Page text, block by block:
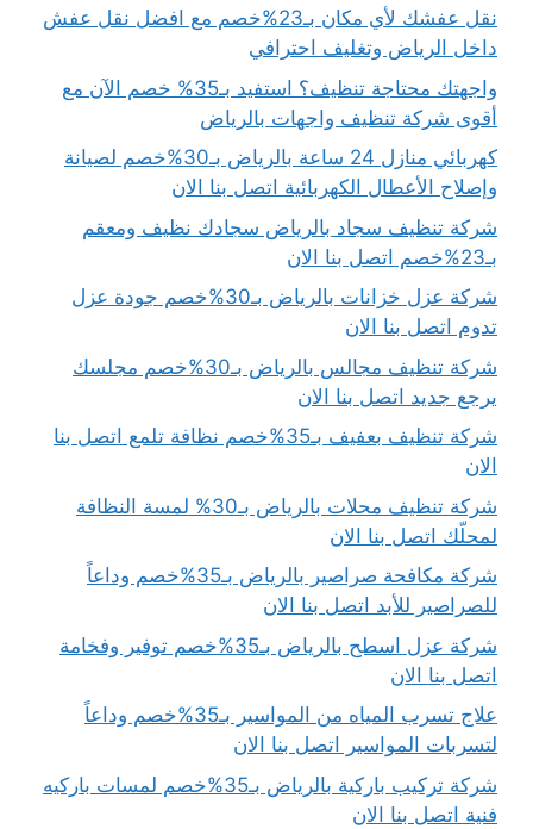
نقل عفشك لأي مكان بـ23%خصم مع افضل نقل عفش
داخل الرياض وتغليف احترافي
واجهتك محتاجة تنظيف؟ استفيد بـ35% خصم الآن مع
أقوى شركة تنظيف واجهات بالرياض
كهربائي منازل 24 ساعة بالرياض بـ30%خصم لصيانة
وإصلاح الأعطال الكهربائية اتصل بنا الان
شركة تنظيف سجاد بالرياض سجادك نظيف ومعقم
بـ23%خصم اتصل بنا الان
شركة عزل خزانات بالرياض بـ30%خصم جودة عزل
تدوم اتصل بنا الان
شركة تنظيف مجالس بالرياض بـ30%خصم مجلسك
يرجع جديد اتصل بنا الان
شركة تنظيف بعفيف بـ35%خصم نظافة تلمع اتصل بنا
الان
شركة تنظيف محلات بالرياض بـ30% لمسة النظافة
لمحلّك اتصل بنا الان
شركة مكافحة صراصير بالرياض بـ35%خصم وداعاً
للصراصير للأبد اتصل بنا الان
شركة عزل اسطح بالرياض بـ35%خصم توفير وفخامة
اتصل بنا الان
علاج تسرب المياه من المواسير بـ35%خصم وداعاً
لتسربات المواسير اتصل بنا الان
شركة تركيب باركية بالرياض بـ35%خصم لمسات باركيه
فنية اتصل بنا الان